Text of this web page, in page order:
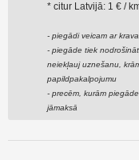
* citur Latvijā: 1 € /
- piegādi veicam ar
- piegāde tiek
neiekļauj uznešanu,
papildpakalpojumu
- precēm, kurām
jāmaksā